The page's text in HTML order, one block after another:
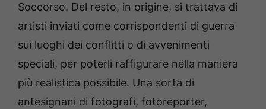
Soccorso. Del resto, in origine, si trattava di
artisti inviati come corrispondenti di guerra
sui luoghi dei conflitti o di avvenimenti
speciali, per poterli raffigurare nella maniera
più realistica possibile. Una sorta di
antesignani di fotografi, fotoreporter,